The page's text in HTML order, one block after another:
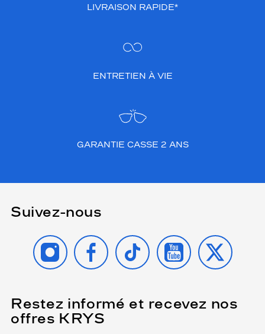
LIVRAISON RAPIDE*
ENTRETIEN À VIE
GARANTIE CASSE 2 ANS
Suivez-nous
INSTAGRAMFACEBOOK
TIKTOK YOUTUBE
X
Restez informé et recevez nos
offres KRYS
Name
(Ce
champ
est
obligatoire)